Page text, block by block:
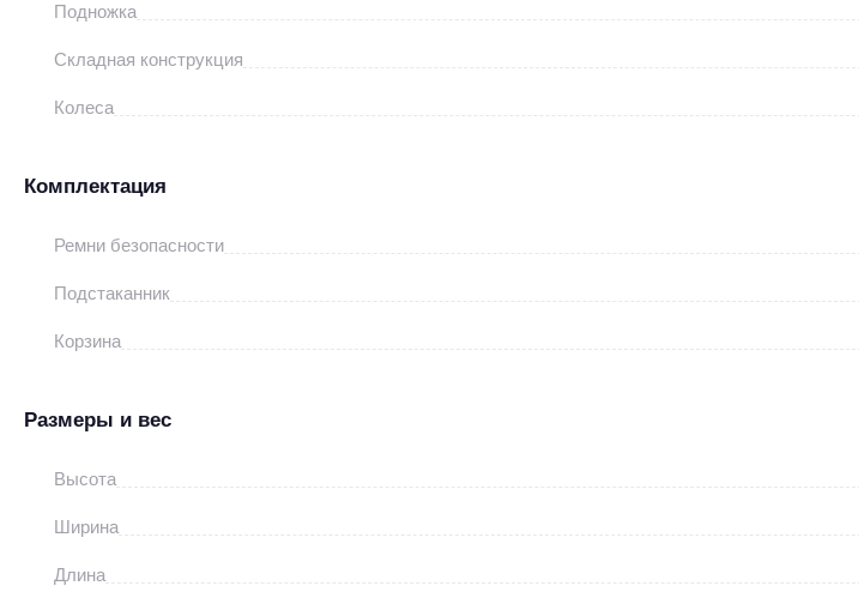
Подножка
Складная конструкция
Колеса
Комплектация
Ремни безопасности
Подстаканник
Корзина
Размеры и вес
Высота
Ширина
Длина